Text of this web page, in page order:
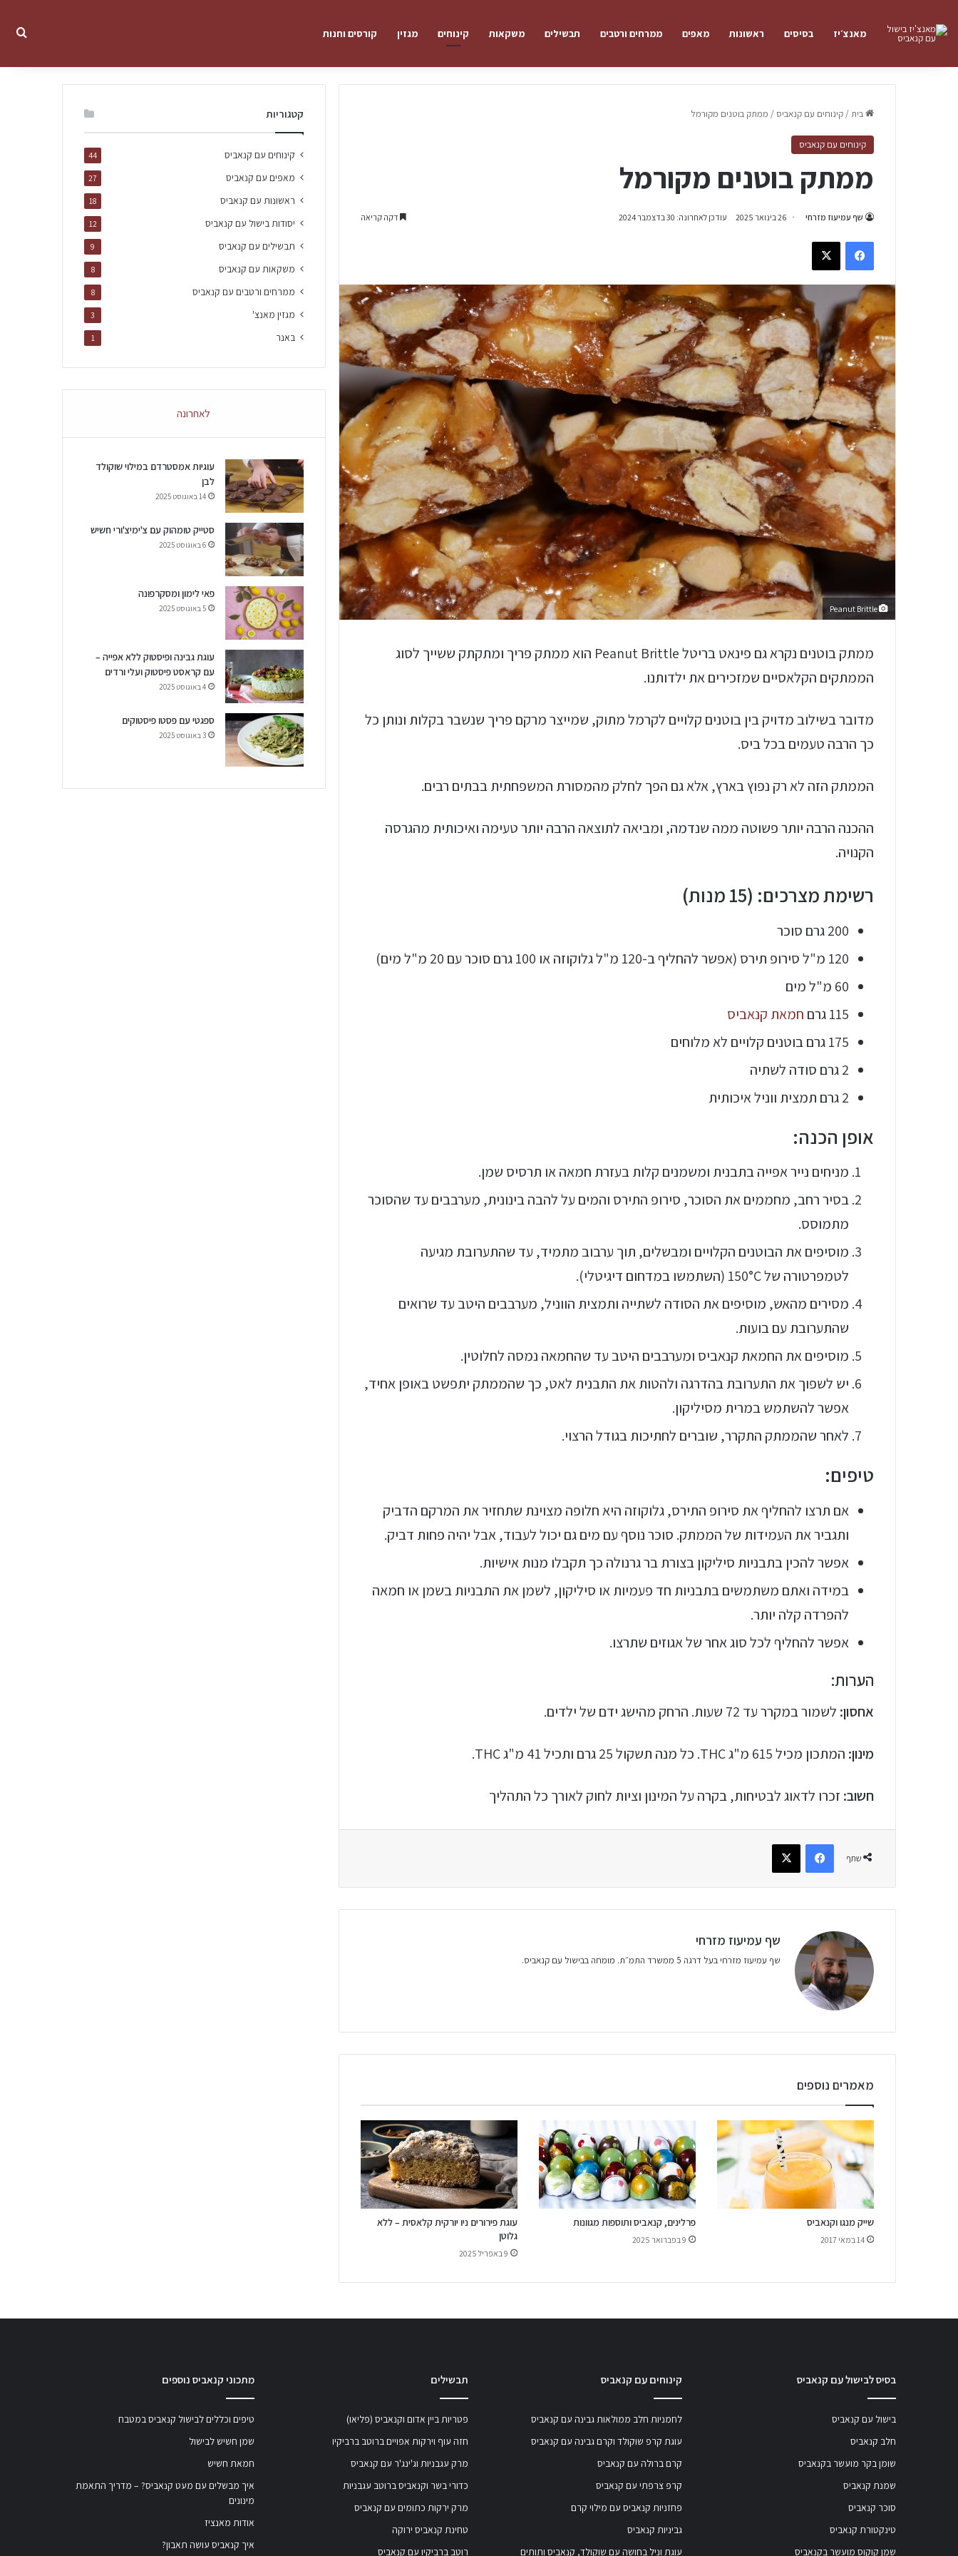
מאנצ׳יז בסיסים ראשונות מאפים ממרחים ורטבים תבשילים משקאות קינוחים מגזין קורסים וחנות
בית/ קינוחים עם קנאביס / ממתק בוטנים מקורמל
קינוחים עם קנאביס
ממתק בוטנים מקורמל
שף עמיעוז מזרחי 26 בינואר 2025 עודכן לאחרונה: 30 בדצמבר 2024 דקה קריאה
ממתק בוטנים נקרא גם פינאט בריטל Peanut Brittle הוא ממתק פריך ומתקתק ששייך לסוג
הממתקים הקלאסיים שמזכירים את ילדותנו.
מדובר בשילוב מדויק בין בוטנים קלויים לקרמל מתוק, שמייצר מרקם פריך שנשבר בקלות ונותן כל
כך הרבה טעמים בכל ביס.
הממתק הזה לא רק נפוץ בארץ, אלא גם הפך לחלק מהמסורת המשפחתית בבתים רבים.
ההכנה הרבה יותר פשוטה ממה שנדמה, ומביאה לתוצאה הרבה יותר טעימה ואיכותית מהגרסה
הקנויה.
רשימת מצרכים: (15 מנות)
200 גרם סוכר
120 מ"ל סירופ תירס (אפשר להחליף ב-120 מ"ל גלוקוזה או 100 גרם סוכר עם 20 מ"ל מים)
60 מ"ל מים
115 גרם
חמאת קנאביס
175 גרם בוטנים קלויים לא מלוחים
2 גרם סודה לשתיה
2 גרם תמצית ווניל איכותית
אופן הכנה:
מניחים נייר אפייה בתבנית ומשמנים קלות בעזרת חמאה או תרסיס שמן.
בסיר רחב, מחממים את הסוכר, סירופ התירס והמים על להבה בינונית, מערבבים עד שהסוכר
מתמוסס.
מוסיפים את הבוטנים הקלויים ומבשלים, תוך ערבוב מתמיד, עד שהתערובת מגיעה
לטמפרטורה של 150°C (השתמשו במדחום דיגיטלי).
מסירים מהאש, מוסיפים את הסודה לשתייה ותמצית הווניל, מערבבים היטב עד שרואים
שהתערובת עם בועות.
מוסיפים את החמאת קנאביס ומערבבים היטב עד שהחמאה נמסה לחלוטין.
יש לשפוך את התערובת בהדרגה ולהטות את התבנית לאט, כך שהממתק יתפשט באופן אחיד,
אפשר להשתמש במרית מסיליקון.
לאחר שהממתק התקרר, שוברים לחתיכות בגודל הרצוי.
טיפים:
אם תרצו להחליף את סירופ התירס, גלוקוזה היא חלופה מצוינת שתחזיר את המרקם הדביק
ותגביר את העמידות של הממתק. סוכר נוסף עם מים גם יכול לעבוד, אבל יהיה פחות דביק.
אפשר להכין בתבניות סיליקון בצורת בר גרנולה כך תקבלו מנות אישיות.
במידה ואתם משתמשים בתבניות חד פעמיות או סיליקון, לשמן את התבניות בשמן או חמאה
להפרדה קלה יותר.
אפשר להחליף לכל סוג אחר של אגוזים שתרצו.
הערות:
אחסון: לשמור במקרר עד 72 שעות. הרחק מהישג ידם של ילדים.
מינון: המתכון מכיל 615 מ"ג THC. כל מנה תשקול 25 גרם ותכיל 41 מ"ג THC.
חשוב: זכרו לדאוג לבטיחות, בקרה על המינון וציות לחוק לאורך כל התהליך
שתף
שף עמיעוז מזרחי
שף עמיעוז מזרחי בעל דרגה 5 ממשרד התמ״ת. מומחה בבישול עם קנאביס.
מאמרים נוספים
שייק מנגו וקנאביס
14 במאי 2017
פרלינים, קנאביס ותוספות מגוונות
9 בפברואר 2025
עוגת פירורים ניו יורקית קלאסית – ללא
גלוטן
9 באפריל 2025
קטגוריות
קינוחים עם קנאביס 44
מאפים עם קנאביס 27
ראשונות עם קנאביס 18
יסודות בישול עם קנאביס 12
תבשילים עם קנאביס 9
משקאות עם קנאביס 8
ממרחים ורטבים עם קנאביס 8
מגזין מאנצ' 3
באנר 1
לאחרונה
עוגיות אמסטרדם במילוי שוקולד
לבן
14 באוגוסט 2025
סטייק טומהוק עם צ'ימיצ'ורי חשיש
6 באוגוסט 2025
פאי לימון ומסקרפונה
5 באוגוסט 2025
עוגת גבינה ופיסטוק ללא אפייה –
עם קראסט פיסטוק ועלי ורדים
4 באוגוסט 2025
ספגטי עם פסטו פיסטוקים
3 באוגוסט 2025
בסיס לבישול עם קנאביס
בישול עם קנאביס
חלב קנאביס
שומן בקר מועשר בקנאביס
שמנת קנאביס
סוכר קנאביס
טינקטורת קנאביס
שמן קוקוס מועשר בקנאביס
קינוחים עם קנאביס
לחמניות חלב ממולאות גבינה עם קנאביס
עוגת קרפ שוקולד וקרם גבינה עם קנאביס
קרם ברולה עם קנאביס
קרפ צרפתי עם קנאביס
פחזניות קנאביס עם מילוי קרם
גביניות קנאביס
עוגת וניל בחושה עם שוקולד, קנאביס ותותים
תבשילים
פטריות ביין אדום וקנאביס (פליאו)
חזה עוף וירקות אפויים ברוטב ברביקיו
מרק עגבניות וג'ינג'ר עם קנאביס
כדורי בשר וקנאביס ברוטב עגבניות
מרק ירקות כתומים עם קנאביס
טחינת קנאביס ירוקה
רוטב ברביקיו עם קנאביס
מתכוני קנאביס נוספים
טיפים וכללים לבישול קנאביס במטבח
שמן חשיש לבישול
חמאת חשיש
איך מבשלים עם מעט קנאביס? – מדריך התאמת
מינונים
אודות מאנציז
איך קנאביס עושה תאבון?